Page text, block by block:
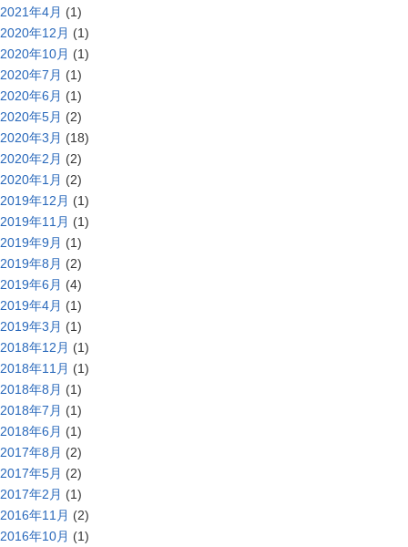
2021年4月 (1)
2020年12月 (1)
2020年10月 (1)
2020年7月 (1)
2020年6月 (1)
2020年5月 (2)
2020年3月 (18)
2020年2月 (2)
2020年1月 (2)
2019年12月 (1)
2019年11月 (1)
2019年9月 (1)
2019年8月 (2)
2019年6月 (4)
2019年4月 (1)
2019年3月 (1)
2018年12月 (1)
2018年11月 (1)
2018年8月 (1)
2018年7月 (1)
2018年6月 (1)
2017年8月 (2)
2017年5月 (2)
2017年2月 (1)
2016年11月 (2)
2016年10月 (1)